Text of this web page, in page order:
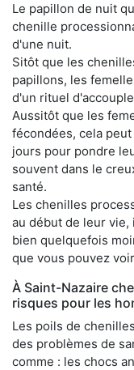
Le papillon de nuit
chenille
d'une nuit.
Sitôt que les
papillons, les
d'un rituel
Aussitôt que les
fécondées, cela
jours pour pondre
souvent dans le
santé.
Les chenilles
au début de leur
bien quelquefois
que vous pouvez
À Saint-Nazaire
risques pour les
Les poils de
des problèmes de
comme : les chocs